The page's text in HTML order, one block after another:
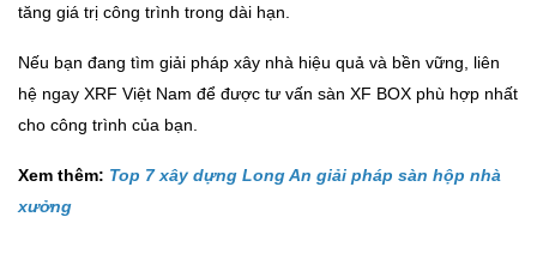
tăng giá trị công trình trong dài hạn.
Nếu bạn đang tìm giải pháp xây nhà hiệu quả và bền vững, liên
hệ ngay XRF Việt Nam để được tư vấn sàn XF BOX phù hợp nhất
cho công trình của bạn.
Xem thêm: Top 7 xây dựng Long An giải pháp sàn hộp nhà
xưởng